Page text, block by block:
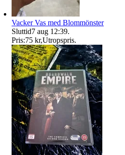
Vacker Vas med Blommönster
Sluttid7 aug 12:39.
Pris:75 kr,Utropspris.